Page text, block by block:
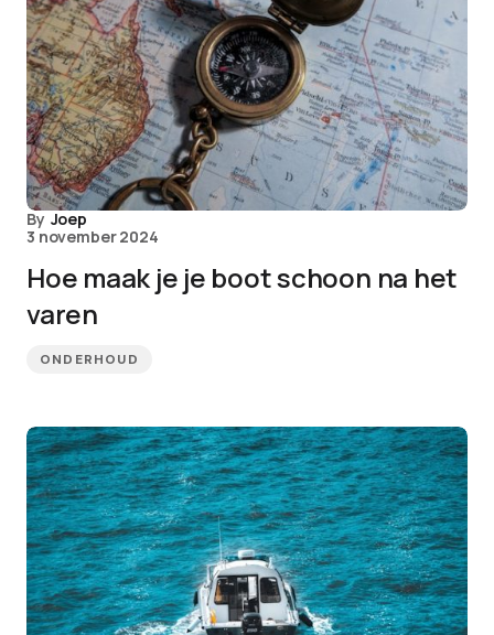
By Joep
3 november 2024
Hoe maak je je boot schoon na het
varen
ONDERHOUD